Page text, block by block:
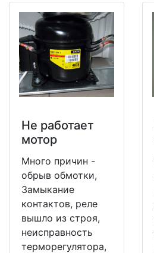
Не работает
мотор
Много причин -
обрыв обмотки,
Замыкание
контактов, реле
вышло из строя,
неисправность
терморегулятора,